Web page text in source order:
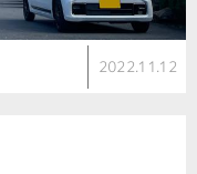
2022.11.12